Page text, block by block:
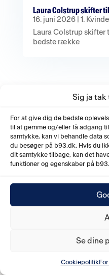
Sig ja tak
For at give dig de bedste
til at gemme og/eller få adgang
samtykke, kan vi behandle data
du besøger på b93.dk. Hvis du
dit samtykke tilbage, kan det
funktioner og egenskaber på
Se dine
Cookiepolitik
Laura Colstrup skifter
16. juni 2026| 1.
Laura Colstrup skifter
bedste række